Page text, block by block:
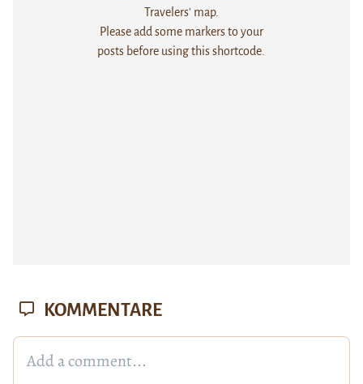
Travelers' map.
Please add some markers to your
posts before using this shortcode.
KOMMENTARE